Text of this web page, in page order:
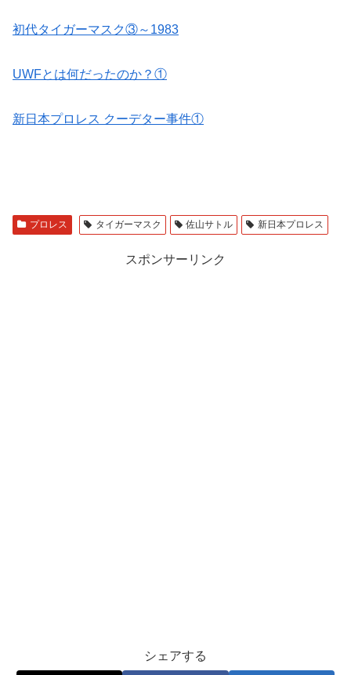
初代タイガーマスク③～1983
UWFとは何だったのか？①
新日本プロレス クーデター事件①
プロレス タイガーマスク 佐山サトル 新日本プロレス
スポンサーリンク
シェアする